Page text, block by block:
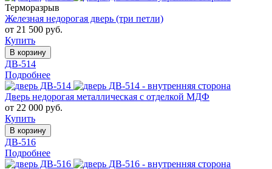
Терморазрыв
Железная недорогая дверь (три петли)
от 21 500 руб.
Купить
В корзину
ДВ-514
Подробнее
Дверь недорогая металлическая с отделкой МДФ
от 22 000 руб.
Купить
В корзину
ДВ-516
Подробнее